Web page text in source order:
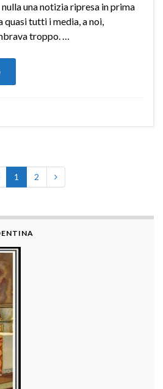
una notizia ripresa in prima
quasi tutti i media, a noi,
troppo. …
1 2